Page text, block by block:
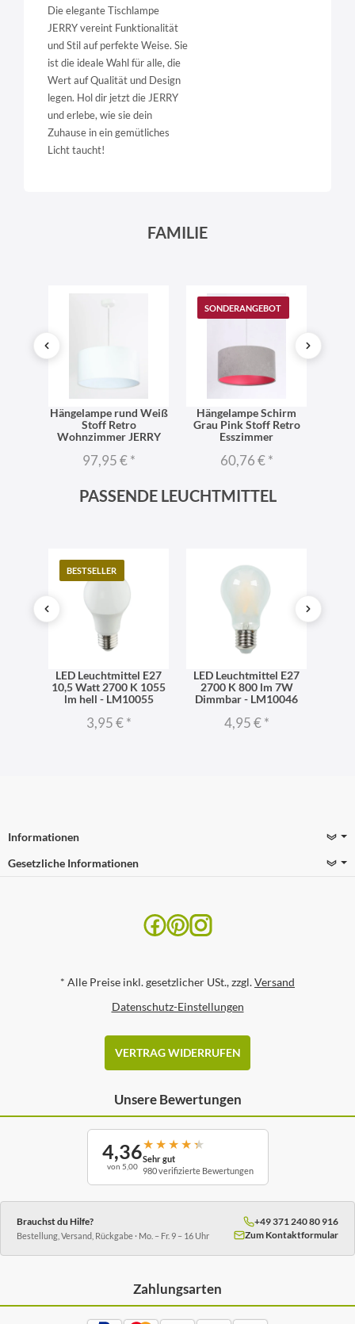
Die elegante Tischlampe
JERRY vereint Funktionalität
und Stil auf perfekte Weise. Sie
ist die ideale Wahl für alle, die
Wert auf Qualität und Design
legen. Hol dir jetzt die JERRY
und erlebe, wie sie dein
Zuhause in ein gemütliches
Licht taucht!
FAMILIE
Hängelampe rund Weiß
Stoff Retro
Wohnzimmer JERRY
97,95 €*
SONDERANGEBOT
Hängelampe Schirm
Grau Pink Stoff Retro
Esszimmer
60,76 €*
PASSENDE LEUCHTMITTEL
BESTSELLER
LED Leuchtmittel E27
10,5 Watt 2700 K 1055
lm hell - LM10055
3,95 €*
LED Leuchtmittel E27
2700 K 800 lm 7W
Dimmbar - LM10046
4,95 €*
Informationen
Gesetzliche Informationen
* Alle Preise inkl. gesetzlicher USt., zzgl.Versand
Datenschutz-Einstellungen
VERTRAG WIDERRUFEN
Unsere Bewertungen
4,36
von 5,00
★ ★ ★ ★ ★
Sehr gut
980 verifizierte Bewertungen
Brauchst du Hilfe?
Bestellung, Versand, Rückgabe · Mo. – Fr. 9 – 16 Uhr
+49 371 240 80 916
Zum Kontaktformular
Zahlungsarten